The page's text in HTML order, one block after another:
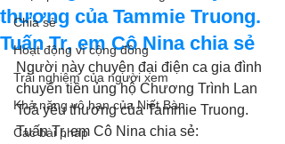
Chia sẻ
Hoạt động vì cộng đồng
Trải nghiệm của người xem
Khả năng vô hạn của Niết Bàn
Các bài pháp
thương của Tammie Truong.
Tuấn Tr, em Cô Nina chia sẻ
Người này chuyện đại điện ca gia đình
chuyển tiền ủng hộ Chương Trình Lan
Toả yêu thương của Tammie Truong.
Tuấn Tr, em Cô Nina chia sẻ: